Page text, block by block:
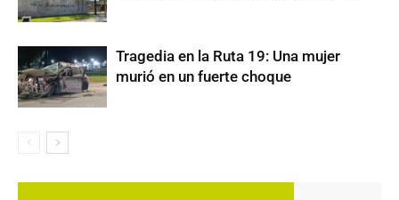
Tragedia en la Ruta 19: Una mujer
murió en un fuerte choque